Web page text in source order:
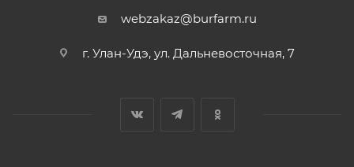
webzakaz@burfarm.ru
г. Улан-Удэ, ул. Дальневосточная, 7